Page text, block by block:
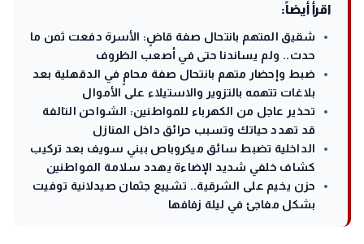
اقرأ أيضاً:
شقيق المتهم بانتحال صفة قاضٍ: الأسرة دفعت ثمن ما
حدث.. ولم يساندنا حتى في أصعب الظروف
ضبط وإحضار متهم بانتحال صفة محامٍ في الدقهلية بعد
بلاغات تتهمه بالتزوير والاستيلاء على الأموال
تحذير عاجل من الكهرباء للمواطنين: الشواحن التالفة
قد تهدد حياتك وتسبب حرائق داخل المنازل
الداخلية تضبط سائق ميكروباص ببني سويف بعد تركيب
كشاف خلفي شديد الإضاءة يهدد سلامة المواطنين
حزن يخيم على الشرقية.. تشييع جثمان صيدلانية توفيت
بشكل مفاجئ في ليلة زفافها